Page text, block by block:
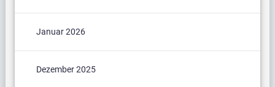
Januar 2026
Dezember 2025